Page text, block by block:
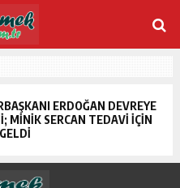
ERDOĞAN DEVREYE
MINIK SERCAN TEDAVI IÇIN